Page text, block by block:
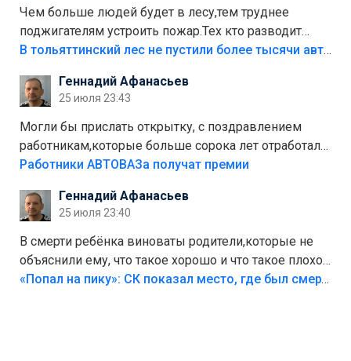
Чем больше людей будет в лесу,тем труднее
поджигателям устроить пожар.Тех кто разводит
костры,тех надо безбожно штрафовать.Камер полно
Штрафы мизерные.
В тольяттинский лес не пустили более тысячи автомобилей
Геннадий Афанасьев
25 июля 23:43
Могли бы прислать открытку, с поздравлением
работникам,которые больше сорока лет отработали
на предприятии.
Работники АВТОВАЗа получат премии
Геннадий Афанасьев
25 июля 23:40
В смерти ребёнка виноваты родители,которые не
объяснили ему, что такое хорошо и что такое плохо!
Лезть через такой забор,верх безумия,есть же
«Попал на пику»: СК показал место, где был смертельно травмирован ребенок в Тольятти